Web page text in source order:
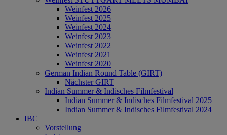
Weinfest 2026
Weinfest 2025
Weinfest 2024
Weinfest 2023
Weinfest 2022
Weinfest 2021
Weinfest 2020
German Indian Round Table (GIRT)
Nächster GIRT
Indian Summer & Indisches Filmfestival
Indian Summer & Indisches Filmfestival 2025
Indian Summer & Indisches Filmfestival 2024
IBC
Vorstellung